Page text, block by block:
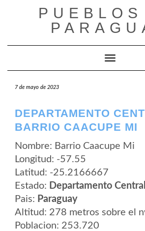
PUEBLOS
Cambiar
7 de mayo de 2023
DEPARTAMENTO
BARRIO CAACUPE MI
Nombre: Barrio Caacupe Mi
Longitud: -57.55
Latitud: -25.2166667
Estado: Departamento Central
Pais: Paraguay
Altitud: 278 metros sobre el
Poblacion: 253.720